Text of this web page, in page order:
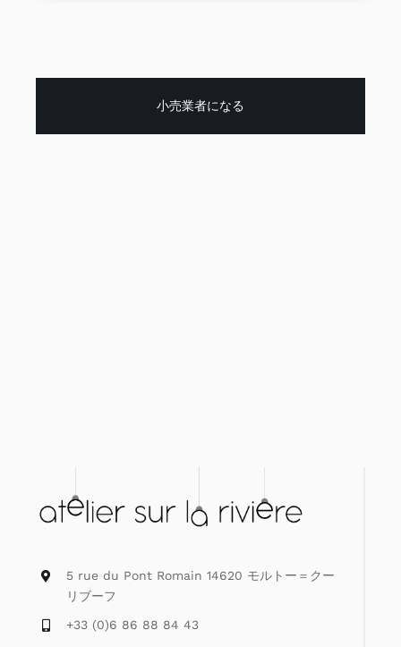
小売業者になる
5 rue du Pont Romain 14620 モルトー＝クー
リブーフ
+33 (0)6 86 88 84 43